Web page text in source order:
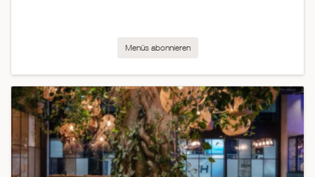
Menüs abonnieren